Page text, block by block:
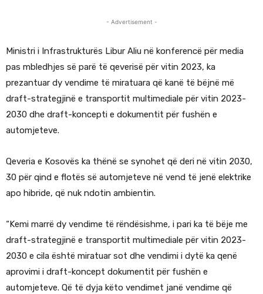
- Advertisement -
Ministri i Infrastrukturës Libur Aliu në konferencë për media
pas mbledhjes së parë të qeverisë për vitin 2023, ka
prezantuar dy vendime të miratuara që kanë të bëjnë më
draft-strategjinë e transportit multimediale për vitin 2023-
2030 dhe draft-koncepti e dokumentit për fushën e
automjeteve.
Qeveria e Kosovës ka thënë se synohet që deri në vitin 2030,
30 për qind e flotës së automjeteve në vend të jenë elektrike
apo hibride, që nuk ndotin ambientin.
“Kemi marrë dy vendime të rëndësishme, i pari ka të bëje me
draft-strategjinë e transportit multimediale për vitin 2023-
2030 e cila është miratuar sot dhe vendimi i dytë ka qenë
aprovimi i draft-koncept dokumentit për fushën e
automjeteve. Që të dyja këto vendimet janë vendime që